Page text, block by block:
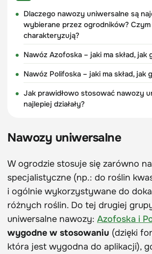
Dlaczego nawozy uniwersalne są
wybierane przez ogrodników? Czym
charakteryzują?
Nawóz Azofoska – jaki ma skład, jak
Nawóz Polifoska – jaki ma skład, jak
Jak prawidłowo stosować nawozy
najlepiej działały?
Nawozy uniwersalne
W ogrodzie stosuje się zarówno
specjalistyczne (np.: do roślin
i ogólnie wykorzystywane do
różnych roślin. Do tej drugiej
uniwersalne nawozy: Azofoska i
wygodne w stosowaniu (dzięki
która jest wygodna do aplikacji),